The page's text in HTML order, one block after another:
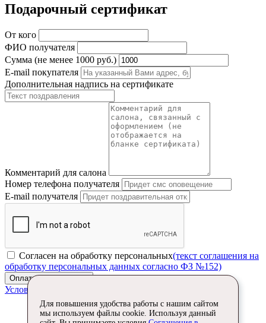
Подарочный сертификат
От кого
ФИО получателя
Сумма (не менее 1000 руб.)
E-mail покупателя
Дополнительная надпись на сертификате
Комментарий для салона
Номер телефона получателя
E-mail получателя
Согласен на обработку персональных(текст соглашения на
обработку персональных данных согласно ФЗ №152)
Оплатить сертификат
Условия оплаты
Для повышения удобства работы с нашим сайтом
мы используем файлы cookie. Используя данный